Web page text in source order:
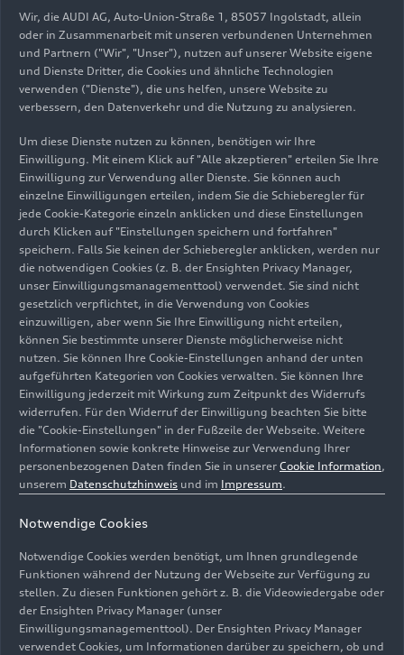
Effizienz und reduziert Kosten. Die Temperatur-
und Druckbedingungen für die Aufnahme der
CO2-Moleküle sowie die spätere Entfernung von
der Adsorberoberfläche liegen sehr nah
beieinander. Dadurch werden die Beladungs- und
verkürzt. Das heißt: In kürzerer Zeit lässt sich
mehr CO aus der Umgebungsluft entfernen. Die
gefilterte Luft wird nach dem Adsorptionsschritt
wieder an die Umgebung abgegeben. Das
gewonnene CO2steht anschließend in
hochkonzentrierter Form als Rohstoff für die
dauerhafte Speicherung oder für
unterschiedlichste industrielle Anwendungen zur
Verfügung. Die aktuell in Betrieb genommene
Großanlage in der Nähe von Linz kann pro Jahr
500 Tonnen CO filtern. Bis Ende des Jahres wird
die Kapazität der Anlage durch ein weiteres
Modul auf 1.000 Tonnen erhöht. Der Strom, der
für den Betrieb der Anlage benötigt wird, stammt
aus einer Photovoltaik-Anlage auf dem
Betriebsgelände.
Alexander Krajete, Geschäftsführer des
gleichnamigen Technologieentwicklers, sagt:
„Zunächst haben wir uns aus Effizienz-Gründen
die Prämisse gesetzt, den Prozess bei
Umgebungsdruck ablaufen zu lassen.
Anschließend haben wir die eingesetzten
Adsorbermaterialien und die physikalischen
Wir, die AUDI AG, Auto-Union-Straße 1, 85057 Ingolstadt, allein
oder in Zusammenarbeit mit unseren verbundenen Unternehmen
und Partnern ("Wir", "Unser"), nutzen auf unserer Website eigene
und Dienste Dritter, die Cookies und ähnliche Technologien
verwenden ("Dienste"), die uns helfen, unsere Website zu
verbessern, den Datenverkehr und die Nutzung zu analysieren.
Um diese Dienste nutzen zu können, benötigen wir Ihre
Einwilligung. Mit einem Klick auf "Alle akzeptieren" erteilen Sie Ihre
Einwilligung zur Verwendung aller Dienste. Sie können auch
einzelne Einwilligungen erteilen, indem Sie die Schieberegler für
jede Cookie-Kategorie einzeln anklicken und diese Einstellungen
durch Klicken auf "Einstellungen speichern und fortfahren"
speichern. Falls Sie keinen der Schieberegler anklicken, werden nur
die notwendigen Cookies (z. B. der Ensighten Privacy Manager,
unser Einwilligungsmanagementtool) verwendet. Sie sind nicht
gesetzlich verpflichtet, in die Verwendung von Cookies
einzuwilligen, aber wenn Sie Ihre Einwilligung nicht erteilen,
können Sie bestimmte unserer Dienste möglicherweise nicht
nutzen. Sie können Ihre Cookie-Einstellungen anhand der unten
aufgeführten Kategorien von Cookies verwalten. Sie können Ihre
Einwilligung jederzeit mit Wirkung zum Zeitpunkt des Widerrufs
widerrufen. Für den Widerruf der Einwilligung beachten Sie bitte
die "Cookie-Einstellungen" in der Fußzeile der Webseite. Weitere
Informationen sowie konkrete Hinweise zur Verwendung Ihrer
personenbezogenen Daten finden Sie in unserer Cookie Information,
unserem Datenschutzhinweis und im Impressum.
Notwendige Cookies
Notwendige Cookies werden benötigt, um Ihnen grundlegende
Funktionen während der Nutzung der Webseite zur Verfügung zu
stellen. Zu diesen Funktionen gehört z. B. die Videowiedergabe oder
der Ensighten Privacy Manager (unser
Einwilligungsmanagementtool). Der Ensighten Privacy Manager
verwendet Cookies, um Informationen darüber zu speichern, ob und